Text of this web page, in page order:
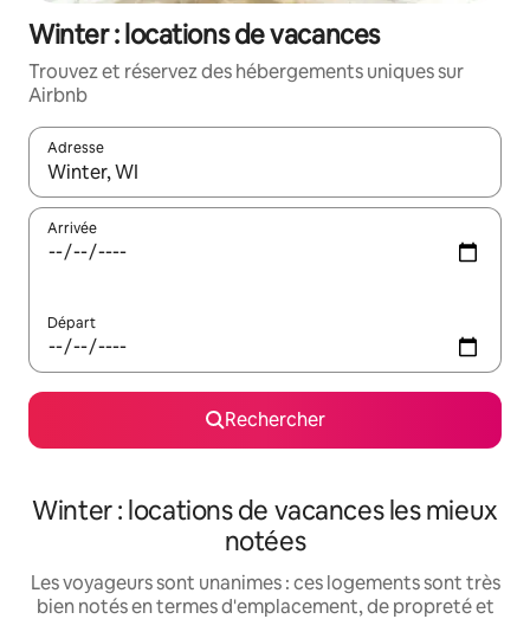
Winter : locations de vacances
Trouvez et réservez des hébergements uniques sur
Airbnb
Adresse
Lorsque les résultats s'affichent, utilisez les flèches vers le
Arrivée
Départ
Rechercher
Winter : locations de vacances les mieux
notées
Les voyageurs sont unanimes : ces logements sont très
bien notés en termes d'emplacement, de propreté et